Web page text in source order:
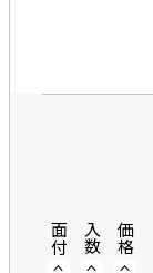
面付 入数 価格